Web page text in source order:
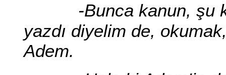
-Bunca kanun, şu
yazdı diyelim de,
Adem.